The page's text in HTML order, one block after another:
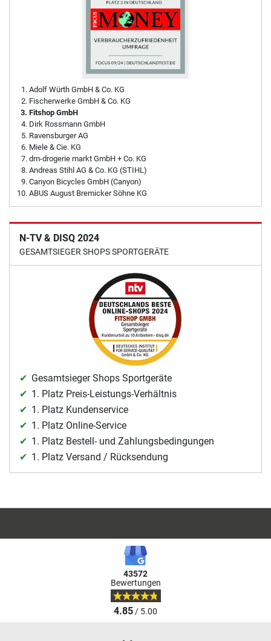
Adolf Würth GmbH & Co. KG
Fischerwerke GmbH & Co. KG
Fitshop GmbH
Dirk Rossmann GmbH
Ravensburger AG
Miele & Cie. KG
dm-drogerie markt GmbH + Co. KG
Andreas Stihl AG & Co. KG (STIHL)
Canyon Bicycles GmbH (Canyon)
ABUS August Bremicker Söhne KG
N-TV & DISQ 2024
GESAMTSIEGER SHOPS SPORTGERÄTE
Gesamtsieger Shops Sportgeräte
1. Platz Preis-Leistungs-Verhältnis
1. Platz Kundenservice
1. Platz Online-Service
1. Platz Bestell- und Zahlungsbedingungen
1. Platz Versand / Rücksendung
43572
Bewertungen
4.85/ 5.00